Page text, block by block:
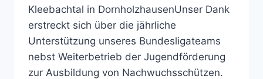
Kleebachtal in DornholzhausenUnser Dank
erstreckt sich über die jährliche
Unterstützung unseres Bundesligateams
nebst Weiterbetrieb der Jugendförderung
zur Ausbildung von Nachwuchsschützen.